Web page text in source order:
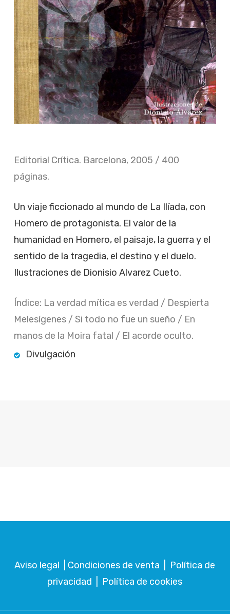
Editorial Crítica. Barcelona, 2005 / 400
páginas.
Un viaje ficcionado al mundo de La Ilíada, con
Homero de protagonista. El valor de la
humanidad en Homero, el paisaje, la guerra y el
sentido de la tragedia, el destino y el duelo.
Ilustraciones de Dionisio Alvarez Cueto.
Índice: La verdad mítica es verdad / Despierta
Melesígenes / Si todo no fue un sueño / En
manos de la Moira fatal / El acorde oculto.
Divulgación
Aviso legal Condiciones de venta
Política de
privacidad
Política de cookies